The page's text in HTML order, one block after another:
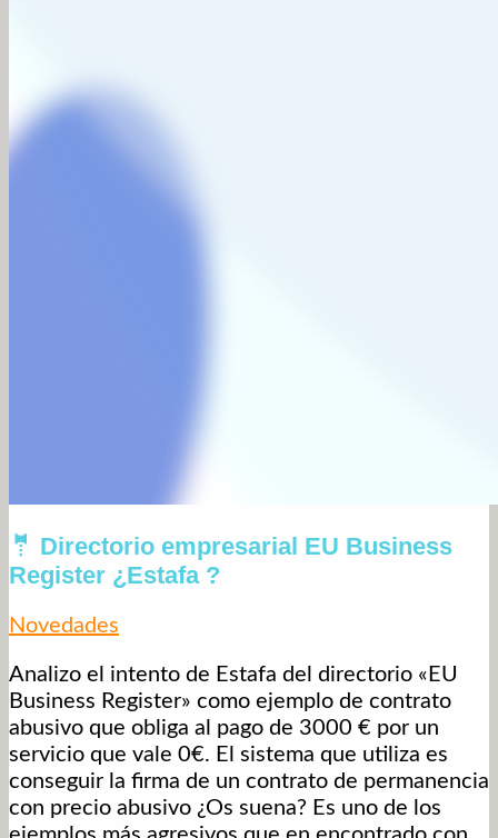
🤵 Directorio empresarial EU Business
Register ¿Estafa ?
Novedades
Analizo el intento de Estafa del directorio «EU
Business Register» como ejemplo de contrato
abusivo que obliga al pago de 3000 € por un
servicio que vale 0€. El sistema que utiliza es
conseguir la firma de un contrato de permanencia
con precio abusivo ¿Os suena? Es uno de los